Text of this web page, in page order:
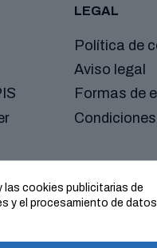
LEGAL
Política de
Aviso legal
Formas de
las cookies publicitarias de
y el procesamiento de datos